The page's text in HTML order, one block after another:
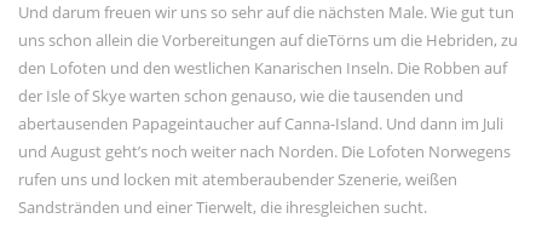
Und darum freuen wir uns so sehr auf die nächsten Male. Wie gut tun
uns schon allein die Vorbereitungen auf dieTörns um die Hebriden, zu
den Lofoten und den westlichen Kanarischen Inseln. Die Robben auf
der Isle of Skye warten schon genauso, wie die tausenden und
abertausenden Papageintaucher auf Canna-Island. Und dann im Juli
und August geht’s noch weiter nach Norden. Die Lofoten Norwegens
rufen uns und locken mit atemberaubender Szenerie, weißen
Sandstränden und einer Tierwelt, die ihresgleichen sucht.